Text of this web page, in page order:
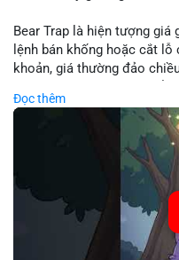
Bear Trap là hiện tượng
lệnh bán khống hoặc cắt
khoản, giá thường đảo
hóa điểm vào lệnh.
🎥 Xem video trực tiếp tại:
Nguồn: Cú Thông Thái
Đọc thêm